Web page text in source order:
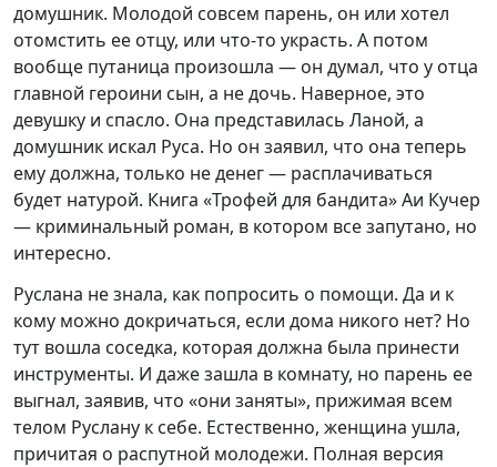
домушник. Молодой совсем парень, он или хотел
отомстить ее отцу, или что-то украсть. А потом
вообще путаница произошла — он думал, что у отца
главной героини сын, а не дочь. Наверное, это
девушку и спасло. Она представилась Ланой, а
домушник искал Руса. Но он заявил, что она теперь
ему должна, только не денег — расплачиваться
будет натурой. Книга «Трофей для бандита» Аи Кучер
— криминальный роман, в котором все запутано, но
интересно.
Руслана не знала, как попросить о помощи. Да и к
кому можно докричаться, если дома никого нет? Но
тут вошла соседка, которая должна была принести
инструменты. И даже зашла в комнату, но парень ее
выгнал, заявив, что «они заняты», прижимая всем
телом Руслану к себе. Естественно, женщина ушла,
причитая о распутной молодежи. Полная версия